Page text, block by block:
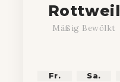
Rottweil
Mäßig Bewölkt
Fr. Sa.